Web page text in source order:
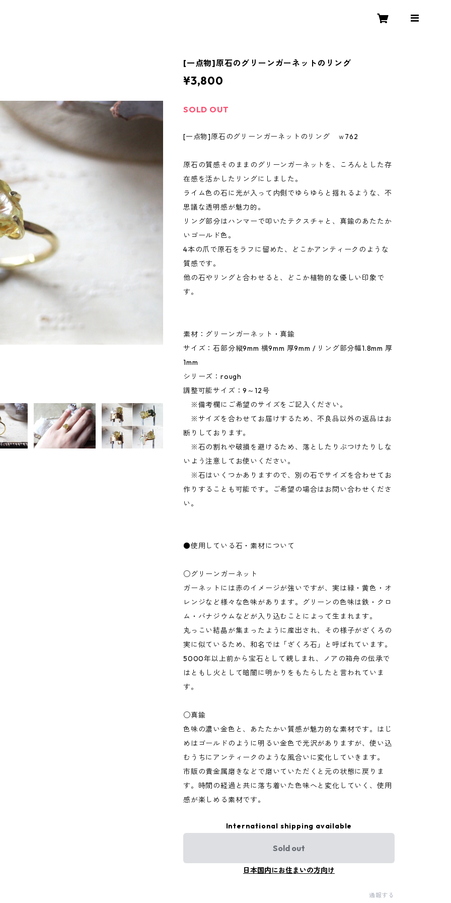
[一点物]原石のグリーンガーネットのリング
¥3,800
SOLD OUT
[一点物]原石のグリーンガーネットのリング ｗ762
原石の質感そのままのグリーンガーネットを、ころんとした存
在感を活かしたリングにしました。
ライム色の石に光が入って内側でゆらゆらと揺れるような、不
思議な透明感が魅力的。
リング部分はハンマーで叩いたテクスチャと、真鍮のあたたか
いゴールド色。
4本の爪で原石をラフに留めた、どこかアンティークのような
質感です。
他の石やリングと合わせると、どこか植物的な優しい印象で
す。
素材：グリーンガーネット・真鍮
サイズ：石部分縦9mm 横9mm 厚9mm / リング部分幅1.8mm 厚
1mm
シリーズ：rough
調整可能サイズ：9～12号
※備考欄にご希望のサイズをご記入ください。
※サイズを合わせてお届けするため、不良品以外の返品はお
断りしております。
※石の割れや破損を避けるため、落としたりぶつけたりしな
いよう注意してお使いください。
※石はいくつかありますので、別の石でサイズを合わせてお
作りすることも可能です。ご希望の場合はお問い合わせくださ
い。
●使用している石・素材について
○グリーンガーネット
ガーネットには赤のイメージが強いですが、実は緑・黄色・オ
レンジなど様々な色味があります。グリーンの色味は鉄・クロ
ム・バナジウムなどが入り込むことによって生まれます。
丸っこい結晶が集まったように産出され、その様子がざくろの
実に似ているため、和名では「ざくろ石」と呼ばれています。
5000年以上前から宝石として親しまれ、ノアの箱舟の伝承で
はともし火として暗闇に明かりをもたらしたと言われていま
す。
○真鍮
色味の濃い金色と、あたたかい質感が魅力的な素材です。はじ
めはゴールドのように明るい金色で光沢がありますが、使い込
むうちにアンティークのような風合いに変化していきます。
市販の貴金属磨きなどで磨いていただくと元の状態に戻りま
す。時間の経過と共に落ち着いた色味へと変化していく、使用
感が楽しめる素材です。
International shipping available
Sold out
日本国内にお住まいの方向け
通報する